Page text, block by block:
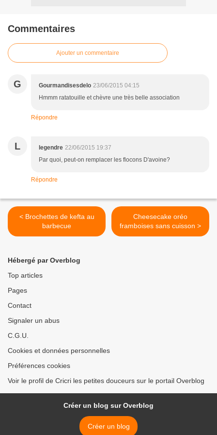
Commentaires
Ajouter un commentaire
G Gourmandisesdelo 23/06/2015 04:15
Hmmm ratatouille et chèvre une très belle association
Répondre
L legendre 22/06/2015 19:37
Par quoi, peut-on remplacer les flocons D'avoine?
Répondre
< Brochettes de kefta au
barbecue
Cheesecake oréo
framboises sans cuisson >
Hébergé par Overblog
Top articles
Pages
Contact
Signaler un abus
C.G.U.
Cookies et données personnelles
Préférences cookies
Voir le profil de Cricri les petites douceurs sur le portail Overblog
Créer un blog sur Overblog
Créer un blog